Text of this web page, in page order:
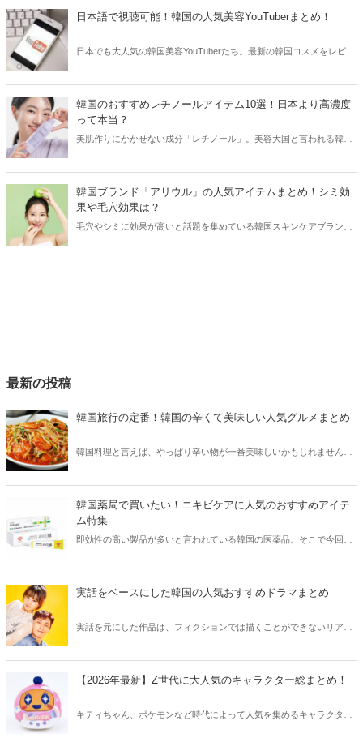
laundryouのおすすめアイテムと共に日本で購入できる場所をご紹介し
ます。
日本語で視聴可能！韓国の人気美容YouTuberまとめ！
日本でも大人気の韓国美容YouTuberたち。最新の韓国コスメをレビュ
す！
韓国のおすすめレチノールアイテム10選！日本より高濃度
って本当？
美肌作りにかかせない成分「レチノール」。美容大国と言われる韓国
コスメブランドからご紹介します。
韓国ブランド「アリウル」の人気アイテムまとめ！シミ効
果や毛穴効果は？
毛穴やシミに効果が高いと話題を集めている韓国スキンケアブランド
最新の投稿
韓国旅行の定番！韓国の辛くて美味しい人気グルメまとめ
韓国料理と言えば、やっぱり辛い物が一番美味しいかもしれません。
方も必見です。
韓国薬局で買いたい！ニキビケアに人気のおすすめアイテ
ム特集
即効性の高い製品が多いと言われている韓国の医薬品。そこで今回は
う。
実話をベースにした韓国の人気おすすめドラマまとめ
実話を元にした作品は、フィクションでは描くことができないリアル
【2026年最新】Z世代に大人気のキャラクター総まとめ！
キティちゃん、ポケモンなど時代によって人気を集めるキャラクター